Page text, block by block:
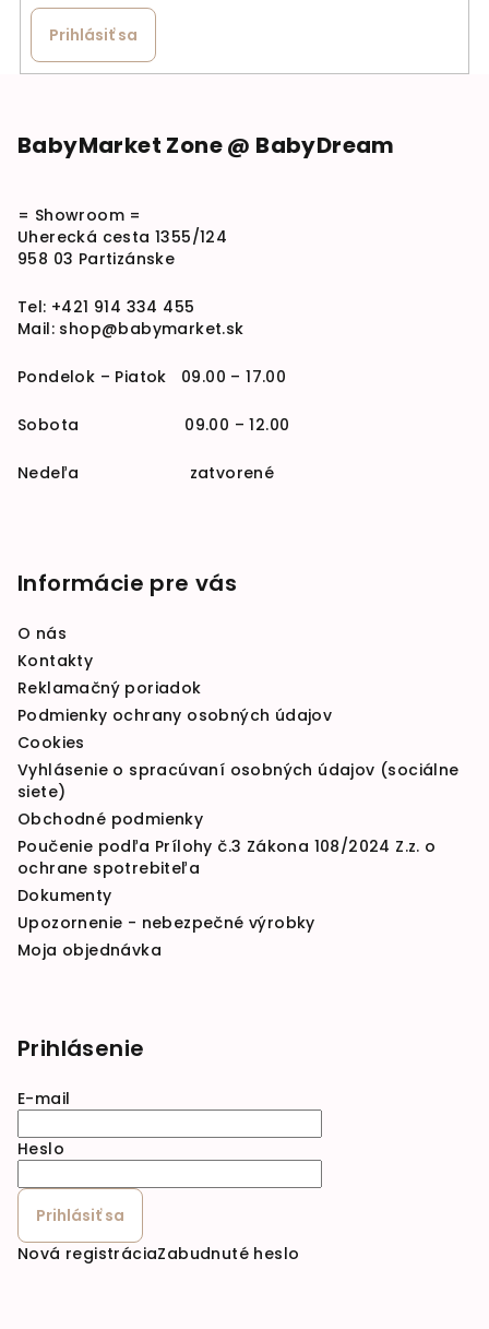
Prihlásiť sa
BabyMarket Zone @ BabyDream
= Showroom =
Uherecká cesta 1355/124
958 03 Partizánske
Tel: +421 914 334 455
Mail: shop@babymarket.sk
Pondelok – Piatok 09.00 – 17.00
Sobota 09.00 – 12.00
Nedeľa zatvorené
Informácie pre vás
O nás
Kontakty
Reklamačný poriadok
Podmienky ochrany osobných údajov
Cookies
Vyhlásenie o spracúvaní osobných údajov (sociálne
siete)
Obchodné podmienky
Poučenie podľa Prílohy č.3 Zákona 108/2024 Z.z. o
ochrane spotrebiteľa
Dokumenty
Upozornenie - nebezpečné výrobky
Moja objednávka
Prihlásenie
E-mail
Heslo
Prihlásiť sa
Nová registráciaZabudnuté heslo